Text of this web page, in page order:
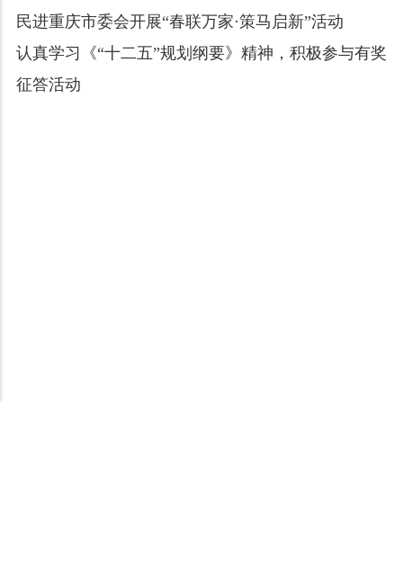
民进重庆市委会开展“春联万家·策马启新”活动
认真学习《“十二五”规划纲要》精神，积极参与有奖
征答活动